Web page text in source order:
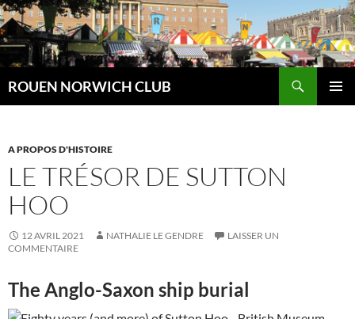
Aller
au
contenu
ROUEN NORWICH CLUB
A PROPOS D'HISTOIRE
LE TRÉSOR DE SUTTON
HOO
12 AVRIL 2021 NATHALIE LE GENDRE
LAISSER UN
COMMENTAIRE
The Anglo-Saxon ship burial